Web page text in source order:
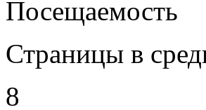
Посещаемость
Страницы в
8